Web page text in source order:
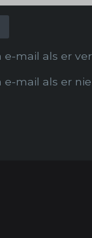
mail als er
e-mail als er